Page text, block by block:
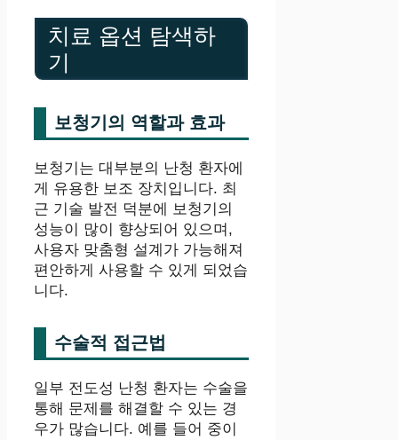
치료 옵션 탐색하
기
보청기의 역할과 효과
보청기는 대부분의 난청 환자에
게 유용한 보조 장치입니다. 최
근 기술 발전 덕분에 보청기의
성능이 많이 향상되어 있으며,
사용자 맞춤형 설계가 가능해져
편안하게 사용할 수 있게 되었습
니다.
수술적 접근법
일부 전도성 난청 환자는 수술을
통해 문제를 해결할 수 있는 경
우가 많습니다. 예를 들어 중이